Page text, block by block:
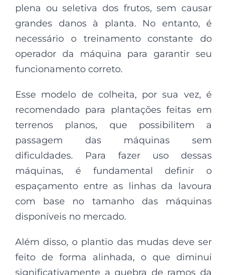
plena ou seletiva dos frutos, sem causar
grandes danos à planta. No entanto, é
necessário o treinamento constante do
operador da máquina para garantir seu
funcionamento correto.
Esse modelo de colheita, por sua vez, é
recomendado para plantações feitas em
terrenos planos, que possibilitem a
passagem das máquinas sem
dificuldades. Para fazer uso dessas
máquinas, é fundamental definir o
espaçamento entre as linhas da lavoura
com base no tamanho das máquinas
disponíveis no mercado.
Além disso, o plantio das mudas deve ser
feito de forma alinhada, o que diminui
significativamente a quebra de ramos da